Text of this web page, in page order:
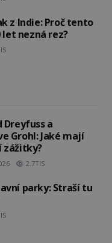
z Indie: Proč tento
let nezná rez?
Dreyfuss a
Grohl: Jaké mají
zážitky?
2.7TIS
parky: Straší tu